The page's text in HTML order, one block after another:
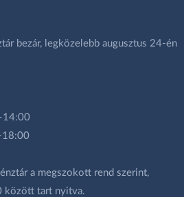
bezár, legközelebb augusztus 24-én
18:00
a megszokott rend szerint,
között tart nyitva.